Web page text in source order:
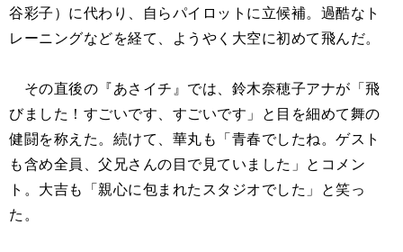
谷彩子）に代わり、自らパイロットに立候補。過酷なト
レーニングなどを経て、ようやく大空に初めて飛んだ。
その直後の『あさイチ』では、鈴木奈穂子アナが「飛
びました！すごいです、すごいです」と目を細めて舞の
健闘を称えた。続けて、華丸も「青春でしたね。ゲスト
も含め全員、父兄さんの目で見ていました」とコメン
ト。大吉も「親心に包まれたスタジオでした」と笑っ
た。